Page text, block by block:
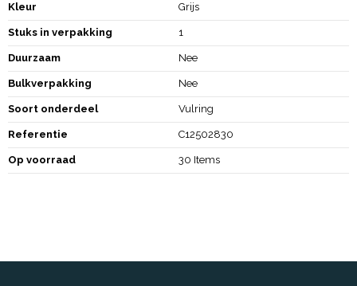
Kleur Grijs
Stuks in verpakking 1
Duurzaam Nee
Bulkverpakking Nee
Soort onderdeel Vulring
Referentie C12502830
Op voorraad 30 Items